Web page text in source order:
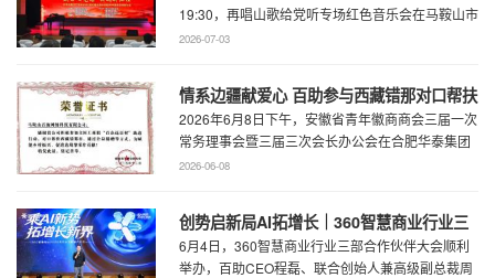
19:30，再唱山歌给党听专场红色音乐会在马鞍山市
工人文化宫职工剧场精彩上演。本场音乐会由 ...
2026-07-03
情系边疆献爱心 百助参与西藏错那对口帮扶
行动
2026年6月8日下午，安徽省青年徽商商会三届一次
常务理事会暨三届三次会长办公会在合肥华泰集团
召开。...
2026-06-08
创势启新局AI拓增长｜360智慧商业行业三
部合作伙伴大会圆满召开
6月4日，360智慧商业行业三部合作伙伴大会顺利
举办，百助CEO程磊、联合创始人兼高级副总裁周